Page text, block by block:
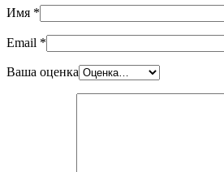
Имя *
Email *
Ваша оценка